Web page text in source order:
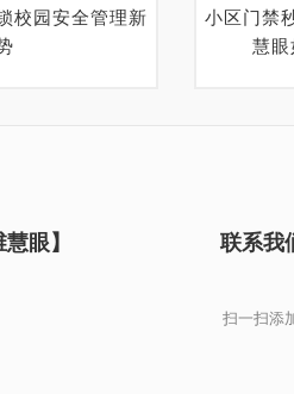
校园安全管理新
小区门禁
慧眼
眼】 联系我
扫一扫添